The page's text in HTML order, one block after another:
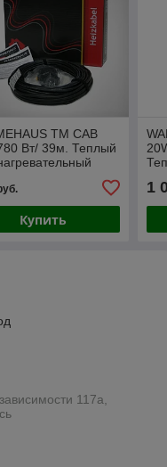
TM CAB
Вт/ 39м. Теплый
Купить
1
117а,